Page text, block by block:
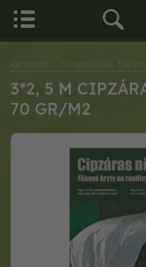
Kertészet / Takarófóliák,
3*2, 5 M
70 GR/M2